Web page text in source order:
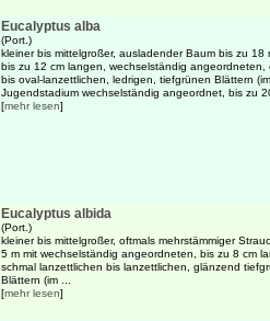
Eucalyptus alba
(Port.)
kleiner bis mittelgroßer, ausladender Baum bis zu 18
bis zu 12 cm langen, wechselständig angeordneten,
bis oval-lanzettlichen, ledrigen, tiefgrünen Blättern (im
Jugendstadium wechselständig angeordnet, bis zu
[mehr lesen]
Eucalyptus albida
(Port.)
kleiner bis mittelgroßer, oftmals mehrstämmiger
5 m mit wechselständig angeordneten, bis zu 8 cm
schmal lanzettlichen bis lanzettlichen, glänzend
Blättern (im ...
[mehr lesen]